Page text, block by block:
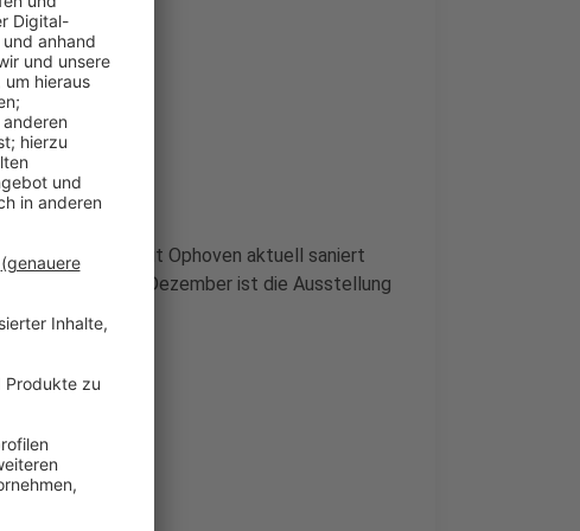
des NaturGut Ophoven aktuell saniert
Ab dem 22. Dezember ist die Ausstellung
4. Januar.